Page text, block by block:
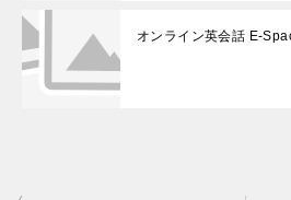
オンライン英会話 E-